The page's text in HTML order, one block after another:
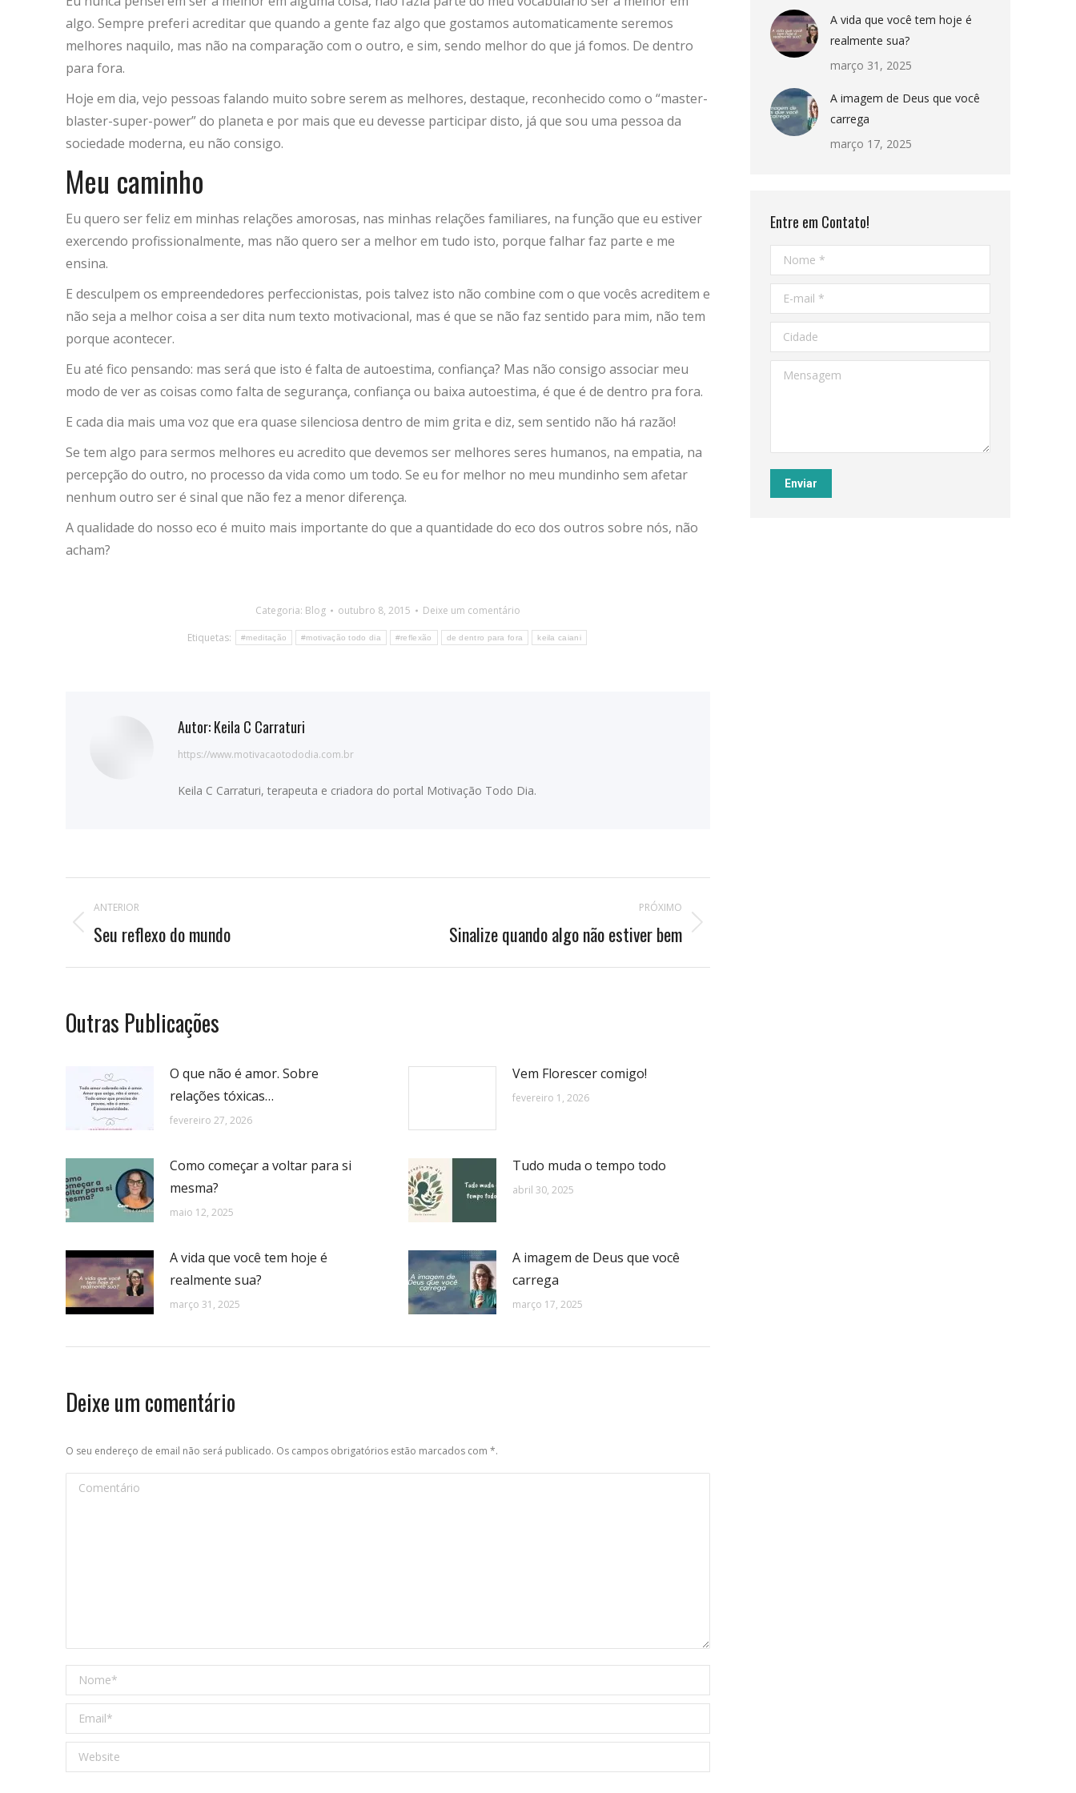
algo. Sempre preferi acreditar que quando a gente faz algo que gostamos automaticamente seremos
melhores naquilo, mas não na comparação com o outro, e sim, sendo melhor do que já fomos. De dentro
para fora.
Hoje em dia, vejo pessoas falando muito sobre serem as melhores, destaque, reconhecido como o “master-
blaster-super-power” do planeta e por mais que eu devesse participar disto, já que sou uma pessoa da
sociedade moderna, eu não consigo.
Meu caminho
Eu quero ser feliz em minhas relações amorosas, nas minhas relações familiares, na função que eu estiver
exercendo profissionalmente, mas não quero ser a melhor em tudo isto, porque falhar faz parte e me
ensina.
E desculpem os empreendedores perfeccionistas, pois talvez isto não combine com o que vocês acreditem e
não seja a melhor coisa a ser dita num texto motivacional, mas é que se não faz sentido para mim, não tem
porque acontecer.
Eu até fico pensando: mas será que isto é falta de autoestima, confiança? Mas não consigo associar meu
modo de ver as coisas como falta de segurança, confiança ou baixa autoestima, é que é de dentro pra fora.
E cada dia mais uma voz que era quase silenciosa dentro de mim grita e diz, sem sentido não há razão!
Se tem algo para sermos melhores eu acredito que devemos ser melhores seres humanos, na empatia, na
percepção do outro, no processo da vida como um todo. Se eu for melhor no meu mundinho sem afetar
nenhum outro ser é sinal que não fez a menor diferença.
A qualidade do nosso eco é muito mais importante do que a quantidade do eco dos outros sobre nós, não
acham?
Categoria: Blog outubro 8, 2015
Deixe um comentário
Etiquetas:
#meditação #motivação todo dia #reflexão de dentro para fora keila caiani
Autor:Keila C Carraturi
https://www.motivacaotododia.com.br
Keila C Carraturi, terapeuta e criadora do portal Motivação Todo Dia.
Navegação
de
postagens
ANTERIOR
Publicação
Seu reflexo do mundo
PRÓXIMO
PróximoSinalize quando algo não estiver bem
Outras Publicações
O que não é amor. Sobre
relações tóxicas…
fevereiro 27, 2026
Vem Florescer comigo!
fevereiro 1, 2026
Como começar a voltar para si
mesma?
maio 12, 2025
Tudo muda o tempo todo
abril 30, 2025
A vida que você tem hoje é
realmente sua?
março 31, 2025
A imagem de Deus que você
carrega
março 17, 2025
Deixe um comentário
O seu endereço de email não será publicado. Os campos obrigatórios estão marcados com *.
Comentário
Nome *
Email *
Website
A vida que você tem hoje é
realmente sua?
março 31, 2025
A imagem de Deus que você
carrega
março 17, 2025
Entre em Contato!
Nome *
E-mail *
Cidade
Mensagem
Enviar